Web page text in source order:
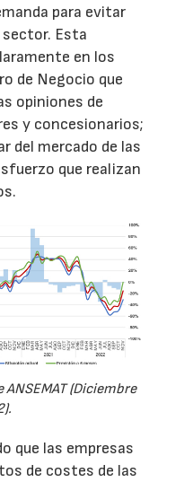
para evitar
sector. Esta
en los
de Negocio que
opiniones de
y concesionarios;
del mercado de las
que realizan
(Diciembre
que las empresas
de costes de las